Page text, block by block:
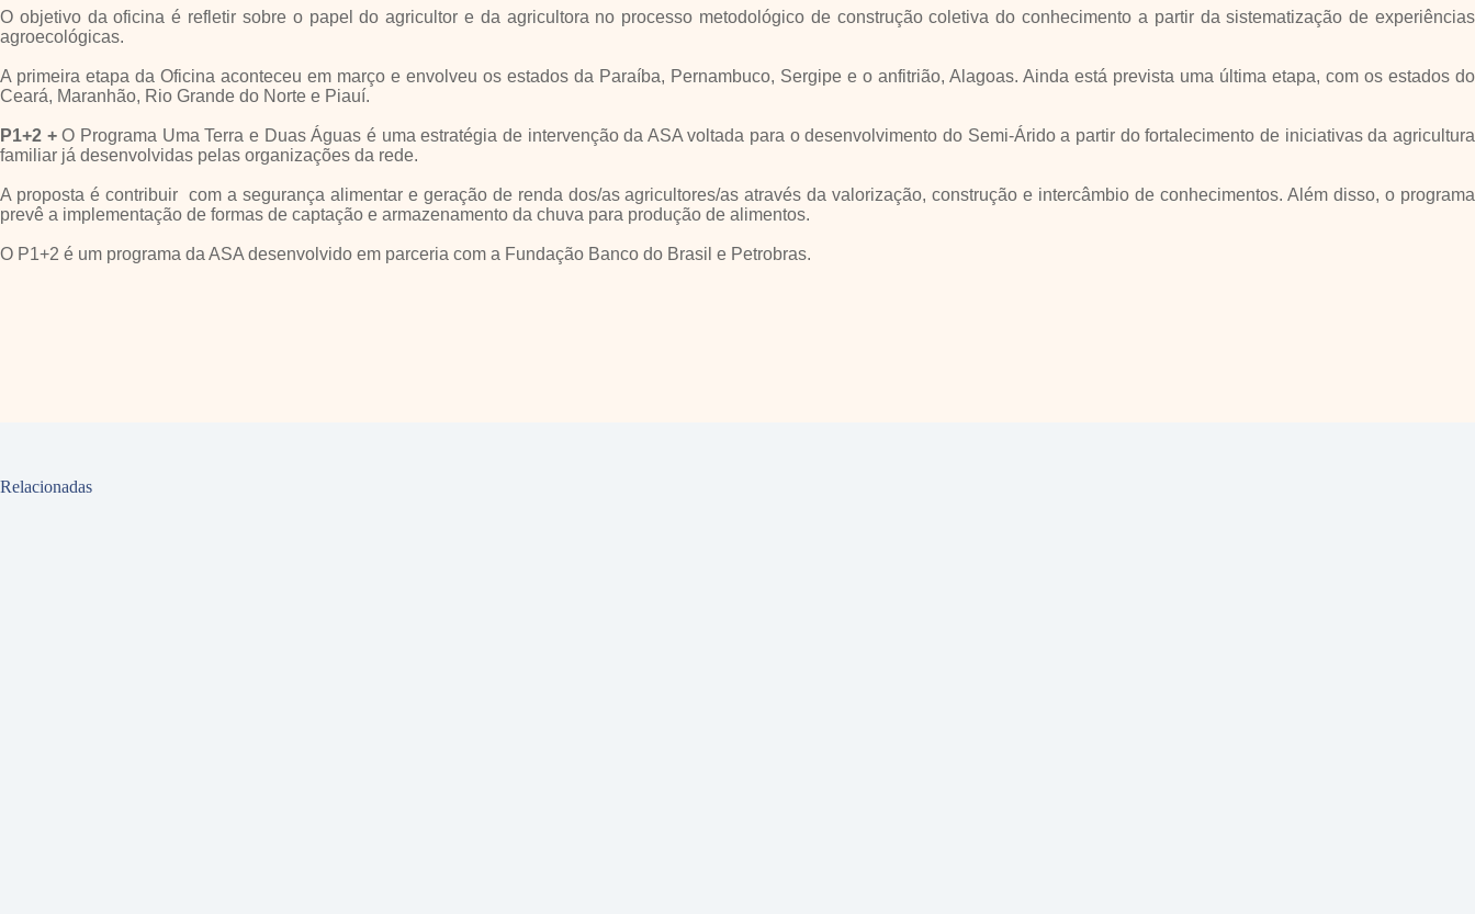
O objetivo da oficina é refletir sobre o papel do agricultor e da agricultora no processo metodológico de construção coletiva do conhecimento a partir da sistematização de experiências
agroecológicas.
A primeira etapa da Oficina aconteceu em março e envolveu os estados da Paraíba, Pernambuco, Sergipe e o anfitrião, Alagoas. Ainda está prevista uma última etapa, com os estados do
Ceará, Maranhão, Rio Grande do Norte e Piauí.
P1+2 +O Programa Uma Terra e Duas Águas é uma estratégia de intervenção da ASA voltada para o desenvolvimento do Semi-Árido a partir do fortalecimento de iniciativas da agricultura
familiar já desenvolvidas pelas organizações da rede.
A proposta é contribuir com a segurança alimentar e geração de renda dos/as agricultores/as através da valorização, construção e intercâmbio de conhecimentos. Além disso, o programa
prevê a implementação de formas de captação e armazenamento da chuva para produção de alimentos.
O P1+2 é um programa da ASA desenvolvido em parceria com a Fundação Banco do Brasil e Petrobras.
Relacionadas